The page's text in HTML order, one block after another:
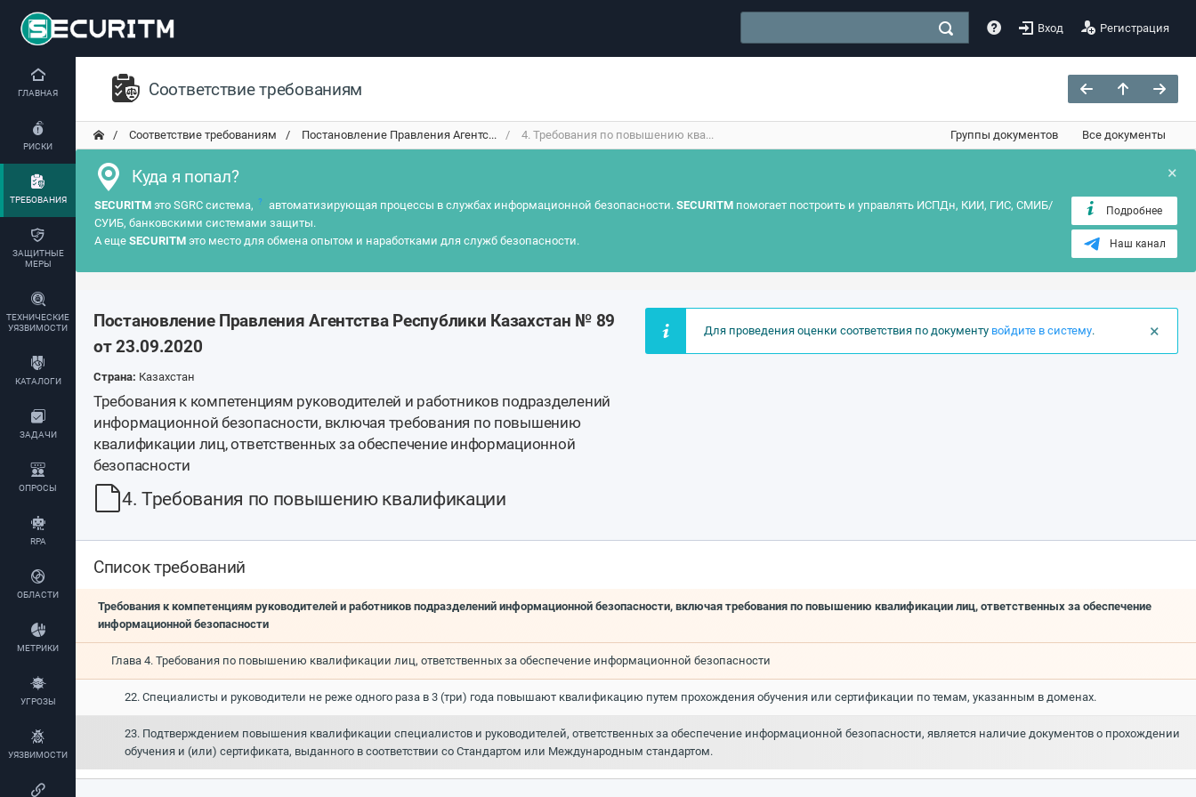
Вход Регистрация
ГЛАВНАЯ
РИСКИ
ТРЕБОВАНИЯ
ЗАЩИТНЫЕ
МЕРЫ
ТЕХНИЧЕСКИЕ
УЯЗВИМОСТИ
КАТАЛОГИ
ЗАДАЧИ
ОПРОСЫ
RPA
ОБЛАСТИ
МЕТРИКИ
УГРОЗЫ
УЯЗВИМОСТИ
Соответствие требованиям
Соответствие требованиям Постановление Правления Агентс... 4. Требования по повышению ква... Группы документов Все документы
×
Куда я попал?
SECURITM это SGRC система, ? автоматизирующая процессы в службах информационной безопасности. SECURITMпомогает построить и управлять ИСПДн, КИИ, ГИС, СМИБ/
СУИБ, банковскими системами защиты.
А еще SECURITM это место для обмена опытом и наработками для служб безопасности.
Подробнее
Наш канал
Постановление Правления Агентства Республики Казахстан № 89
от 23.09.2020
Страна: Казахстан
Требования к компетенциям руководителей и работников подразделений
информационной безопасности, включая требования по повышению
квалификации лиц, ответственных за обеспечение информационной
безопасности
4. Требования по повышению квалификации
×
Для проведения оценки соответствия по документу войдите в систему.
Список требований
Требования к компетенциям руководителей и работников подразделений информационной безопасности, включая требования по повышению квалификации лиц, ответственных за обеспечение
информационной безопасности
Глава 4. Требования по повышению квалификации лиц, ответственных за обеспечение информационной безопасности
22. Специалисты и руководители не реже одного раза в 3 (три) года повышают квалификацию путем прохождения обучения или сертификации по темам, указанным в доменах.
23. Подтверждением повышения квалификации специалистов и руководителей, ответственных за обеспечение информационной безопасности, является наличие документов о прохождении
обучения и (или) сертификата, выданного в соответствии со Стандартом или Международным стандартом.